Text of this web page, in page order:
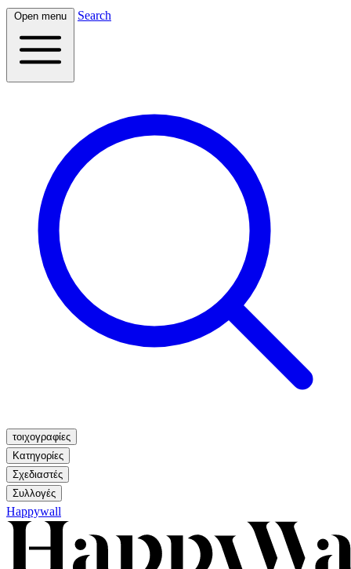
Open menu Search
τοιχογραφίες
Κατηγορίες
Σχεδιαστές
Συλλογές
Happywall